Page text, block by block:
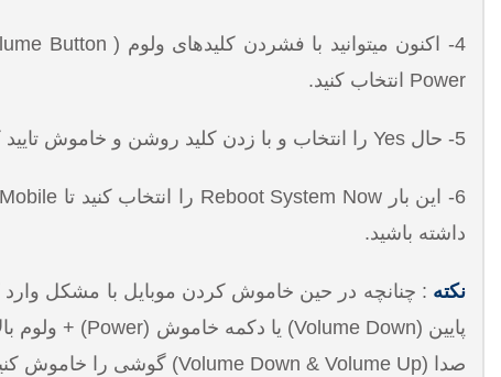
Power انتخاب کنید.
5- حال Yes را انتخاب و با زدن کلید روشن و خاموش تایید کنید.
داشته باشید.
نکته
صدا (Volume Down & Volume Up) گوشی را خاموش کنید تا بتوانید مراحل بعدی ریست فکتوری را انجام دهید.